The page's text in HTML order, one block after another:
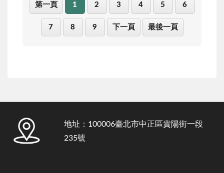
第一頁 1 2 3 4 5 6
7 8 9 下一頁 最後一頁
地址：100006臺北市中正區貴陽街一段
235號